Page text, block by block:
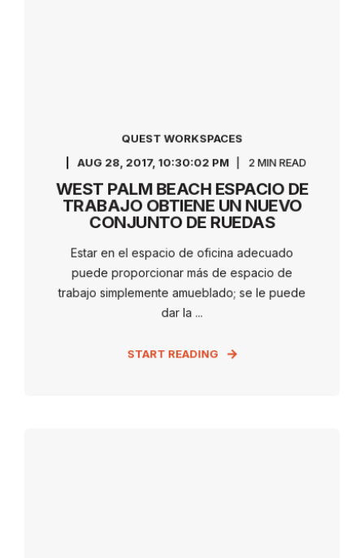
QUEST WORKSPACES
AUG 28, 2017, 10:30:02 PM
2 MIN READ
WEST PALM BEACH ESPACIO DE
TRABAJO OBTIENE UN NUEVO
CONJUNTO DE RUEDAS
Estar en el espacio de oficina adecuado
puede proporcionar más de espacio de
trabajo simplemente amueblado; se le puede
dar la ...
START READING